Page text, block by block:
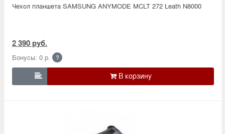
Чехол планшета SAMSUNG ANYMODE MCLT 272 Leath N8000
2 390 руб.
Бонусы: 0 р. ?
